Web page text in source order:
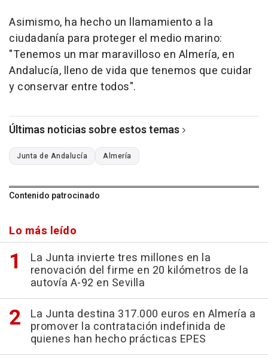
Asimismo, ha hecho un llamamiento a la
ciudadanía para proteger el medio marino:
"Tenemos un mar maravilloso en Almería, en
Andalucía, lleno de vida que tenemos que cuidar
y conservar entre todos".
Últimas noticias sobre estos temas
Junta de Andalucía Almería
Contenido patrocinado
Lo más leído
La Junta invierte tres millones en la
renovación del firme en 20 kilómetros de la
autovía A-92 en Sevilla
La Junta destina 317.000 euros en Almería a
promover la contratación indefinida de
quienes han hecho prácticas EPES